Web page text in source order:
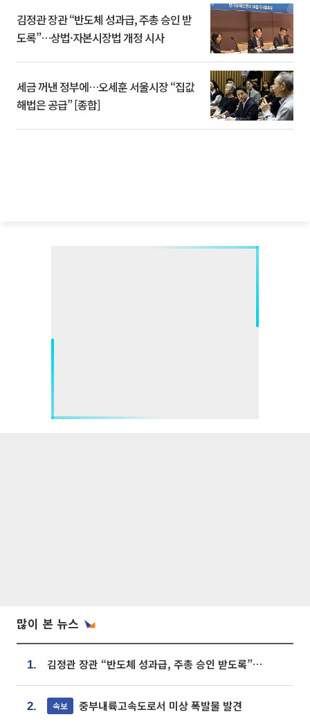
김정관 장관 “반도체 성과급, 주총 승인 받
도록”…상법·자본시장법 개정 시사
세금 꺼낸 정부에…오세훈 서울시장 “집값
해법은 공급” [종합]
많이 본 뉴스
1. 김정관 장관 “반도체 성과급, 주총 승인 받도록”…상법·자본시장법 개정 시사
2. 속보 중부내륙고속도로서 미상 폭발물 발견